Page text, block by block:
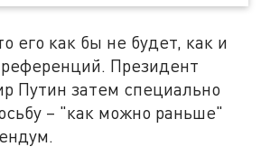
его как бы не будет, как и
Президент
Путин затем специально
– "как можно раньше"